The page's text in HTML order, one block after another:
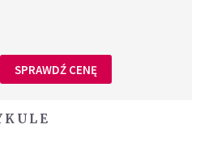
SPRAWDŹ CENĘ